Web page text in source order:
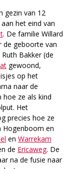
gezin van 12
het eind van
. De familie Willard
de geboorte van
Bakker (de
gewoond,
op het
naar de
hoe ze als kind
Het
precies hoe ze
Hogenboom en
en Warrekam
de Ericaweg. De
na de fusie naar